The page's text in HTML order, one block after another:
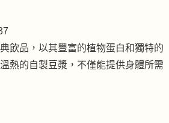
飲品，以其豐富的植物蛋白和獨特的
熱的自製豆漿，不僅能提供身體所需